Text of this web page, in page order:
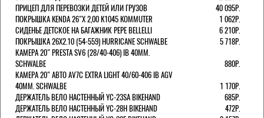
ПРИЦЕП ДЛЯ ПЕРЕВОЗКИ ДЕТЕЙ ИЛИ ГРУЗОВ
40 095Р.
ПОКРЫШКА KENDA 26"Х 2,00 K1045 KOMMUTER
1 062Р.
СИДЕНЬЕ ДЕТСКОЕ НА БАГАЖНИК PEPE BELLELLI
6 210Р.
ПОКРЫШКА 26X2.10 (54-559) HURRICANE SCHWALBE
5 718Р.
КАМЕРА 20" PRESTA SV6 (28/40-406) IB 40MM.
SCHWALBE
880Р.
КАМЕРА 20" АВТО AV7C EXTRA LIGHT 40/60-406 IB AGV
40MM. SCHWALBE
1 170Р.
ДЕРЖАТЕЛЬ ВЕЛО НАСТЕННЫЙ YC-23SA BIKEHAND
685Р.
ДЕРЖАТЕЛЬ ВЕЛО НАСТЕННЫЙ YC-28H BIKEHAND
472Р.